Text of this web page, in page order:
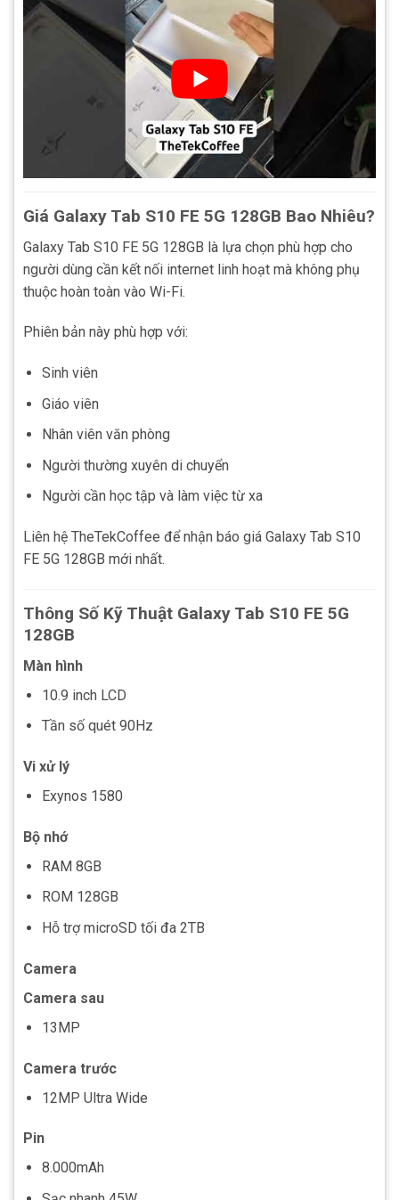
Giá Galaxy Tab S10 FE 5G 128GB Bao Nhiêu?
Galaxy Tab S10 FE 5G 128GB là lựa chọn phù hợp cho
người dùng cần kết nối internet linh hoạt mà không phụ
thuộc hoàn toàn vào Wi-Fi.
Phiên bản này phù hợp với:
Sinh viên
Giáo viên
Nhân viên văn phòng
Người thường xuyên di chuyển
Người cần học tập và làm việc từ xa
Liên hệ TheTekCoffee để nhận báo giá Galaxy Tab S10
FE 5G 128GB mới nhất.
Thông Số Kỹ Thuật Galaxy Tab S10 FE 5G
128GB
Màn hình
10.9 inch LCD
Tần số quét 90Hz
Vi xử lý
Exynos 1580
Bộ nhớ
RAM 8GB
ROM 128GB
Hỗ trợ microSD tối đa 2TB
Camera
Camera sau
13MP
Camera trước
12MP Ultra Wide
Pin
8.000mAh